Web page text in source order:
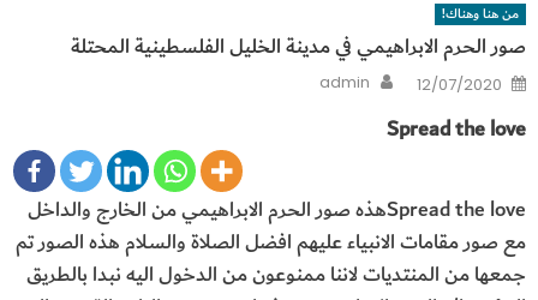
من هنا وهناك!
صور الحرم الابراهيمي في مدينة الخليل الفلسطينية المحتلة
Posted
on
12/07/2020
Author
admin
Spread the love
Spread the loveهذه صور الحرم الابراهيمي من الخارج والداخل
مع صور مقامات الانبياء عليهم افضل الصلاة والسلام هذه الصور تم
جمعها من المنتديات لاننا ممنوعون من الدخول اليه نبدا بالطريق